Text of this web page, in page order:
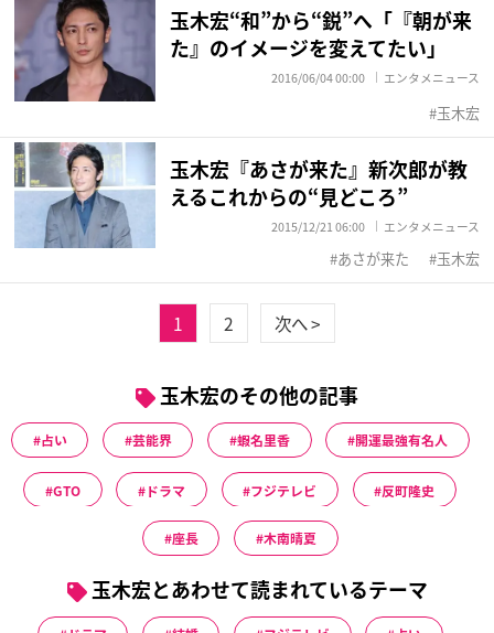
玉木宏“和”から“鋭”へ「『朝が来
た』のイメージを変えてたい」
2016/06/04 00:00 エンタメニュース
玉木宏
玉木宏『あさが来た』新次郎が教
えるこれからの“見どころ”
2015/12/21 06:00 エンタメニュース
あさが来た 玉木宏
1 2 次へ >
玉木宏のその他の記事
占い 芸能界 蝦名里香 開運最強有名人
GTO ドラマ フジテレビ 反町隆史
座長 木南晴夏
玉木宏とあわせて読まれているテーマ